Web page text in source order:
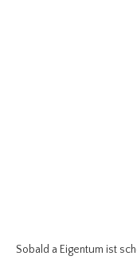
Sobald a Eigentum ist